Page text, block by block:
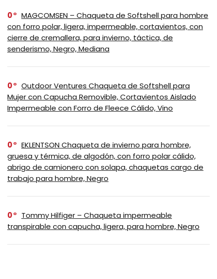
0
MAGCOMSEN – Chaqueta de Softshell para hombre
con forro polar, ligera, impermeable, cortavientos, con
cierre de cremallera, para invierno, táctica, de
senderismo, Negro, Mediana
0
Outdoor Ventures Chaqueta de Softshell para
Mujer con Capucha Removible, Cortavientos Aislado
Impermeable con Forro de Fleece Cálido, Vino
0
EKLENTSON Chaqueta de invierno para hombre,
gruesa y térmica, de algodón, con forro polar cálido,
abrigo de camionero con solapa, chaquetas cargo de
trabajo para hombre, Negro
0
Tommy Hilfiger – Chaqueta impermeable
transpirable con capucha, ligera, para hombre, Negro